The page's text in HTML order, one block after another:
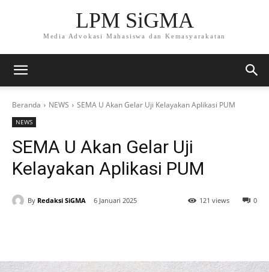
LPM SiGMA
Media Advokasi Mahasiswa dan Kemasyarakatan
Beranda NEWS SEMA U Akan Gelar Uji Kelayakan Aplikasi PUM
NEWS
SEMA U Akan Gelar Uji
Kelayakan Aplikasi PUM
By Redaksi SiGMA 6 Januari 2025 0
121 views